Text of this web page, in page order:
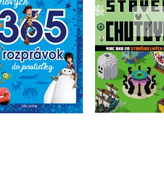
Kolektiv
Do košíka
15,29 €
Do
9,34